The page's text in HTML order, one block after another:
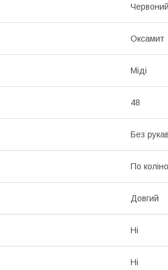
Червоний
Оксамит
Міді
48
Без
По коліно
Довгий
Ні
Ні